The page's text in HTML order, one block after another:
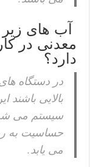
آب های
معدنی در
دارد؟
در دستگاه
بالایی
سیستم می
حساسیت به
می یابد.